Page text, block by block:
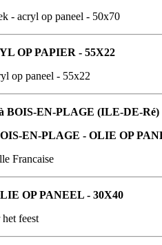
OP PAPIER - 55X22
EN-PLAGE (ILE-DE-Ré)
EN-PLAGE - OLIE OP
OP PANEEL - 30X40